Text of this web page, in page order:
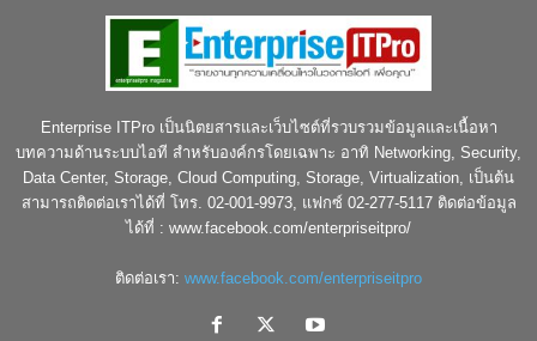
Enterprise ITPro เป็นนิตยสารและเว็บไซต์ที่รวบรวมข้อมูลและเนื้อหา
บทความด้านระบบไอที สำหรับองค์กรโดยเฉพาะ อาทิ Networking, Security,
Data Center, Storage, Cloud Computing, Storage, Virtualization, เป็นต้น
สามารถติดต่อเราได้ที่ โทร. 02-001-9973, แฟกซ์ 02-277-5117 ติดต่อข้อมูล
ได้ที่ : www.facebook.com/enterpriseitpro/
ติดต่อเรา: www.facebook.com/enterpriseitpro